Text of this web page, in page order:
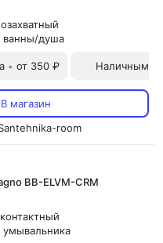
ванны/душа
• от 350 ₽ Наличными
В магазин
room
BB-ELVM-CRM
умывальника